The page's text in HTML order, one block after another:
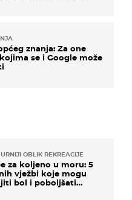
OBLIK REKREACIJE
za koljeno u moru: 5
vježbi koje mogu
bol i poboljšati
znanja: Za one
se i Google može